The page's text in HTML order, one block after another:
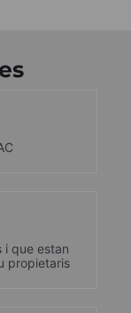
i que estan
propietaris